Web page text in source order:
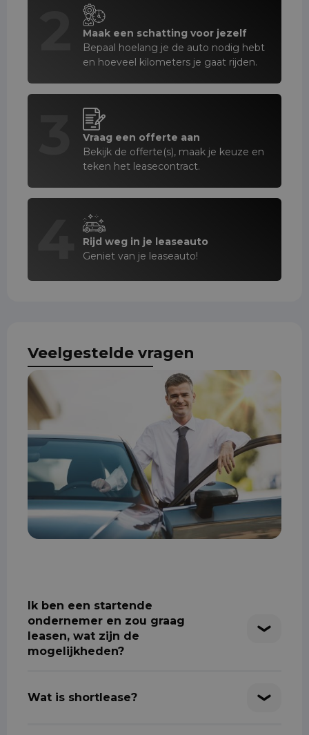
Maak een schatting voor jezelf
Bepaal hoelang je de auto nodig hebt
en hoeveel kilometers je gaat rijden.
Vraag een offerte aan
Bekijk de offerte(s), maak je keuze en
teken het leasecontract.
Rijd weg in je leaseauto
Geniet van je leaseauto!
Veelgestelde vragen
Ik ben een startende
ondernemer en zou graag
leasen, wat zijn de
mogelijkheden?
Wat is shortlease?